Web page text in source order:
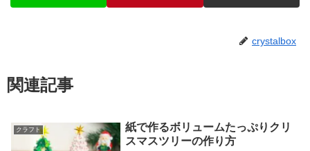
crystalbox
関連記事
クラフト
紙で作るボリュームたっぷりクリ
スマスツリーの作り方